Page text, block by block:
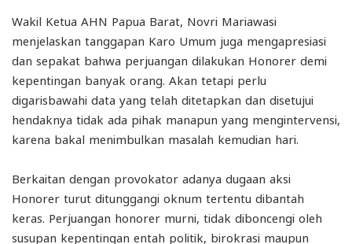
Wakil Ketua AHN Papua Barat, Novri Mariawasi
menjelaskan tanggapan Karo Umum juga mengapresiasi
dan sepakat bahwa perjuangan dilakukan Honorer demi
kepentingan banyak orang. Akan tetapi perlu
digarisbawahi data yang telah ditetapkan dan disetujui
hendaknya tidak ada pihak manapun yang mengintervensi,
karena bakal menimbulkan masalah kemudian hari.
Berkaitan dengan provokator adanya dugaan aksi
Honorer turut ditunggangi oknum tertentu dibantah
keras. Perjuangan honorer murni, tidak diboncengi oleh
susupan kepentingan entah politik, birokrasi maupun